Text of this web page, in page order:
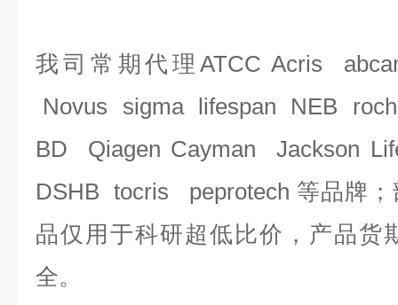
我司常期代理ATCC Acris
Novus sigma lifespan NEB
BD Qiagen Cayman Jackson
DSHB tocris peprotech 等品牌
品仅用于科研超低比价，产品货
全。